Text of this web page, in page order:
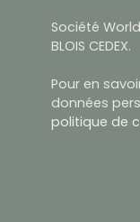
Société
BLOIS CEDEX.
Pour en
données
politique de